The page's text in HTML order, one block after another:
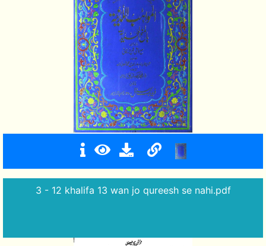
3 - 12 khalifa 13 wan jo qureesh se nahi.pdf